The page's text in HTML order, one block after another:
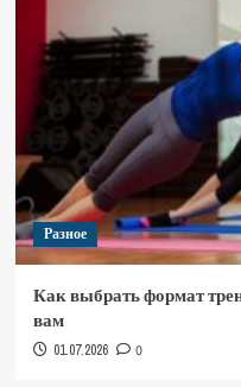
Разное
Как выбрать формат
вам
01.07.2026 0